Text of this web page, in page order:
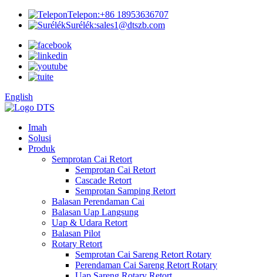
Telepon:+86 18953636707
Surélék:sales1@dtszb.com
English
Imah
Solusi
Produk
Semprotan Cai Retort
Semprotan Cai Retort
Cascade Retort
Semprotan Samping Retort
Balasan Perendaman Cai
Balasan Uap Langsung
Uap & Udara Retort
Balasan Pilot
Rotary Retort
Semprotan Cai Sareng Retort Rotary
Perendaman Cai Sareng Retort Rotary